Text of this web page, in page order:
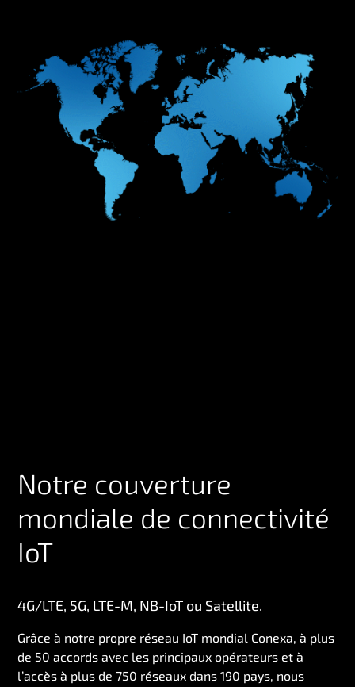
Notre couverture
mondiale de connectivité
IoT
4G/LTE, 5G, LTE-M, NB-IoT ou Satellite.
Grâce à notre propre réseau IoT mondial Conexa, à plus
de 50 accords avec les principaux opérateurs et à
l’accès à plus de 750 réseaux dans 190 pays, nous